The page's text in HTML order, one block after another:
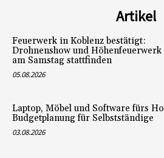
Artikel
Feuerwerk in Koblenz bestätigt:
Drohnenshow und Höhenfeuerwerk
am Samstag stattfinden
05.08.2026
Laptop, Möbel und Software fürs
Budgetplanung für Selbstständige
03.08.2026